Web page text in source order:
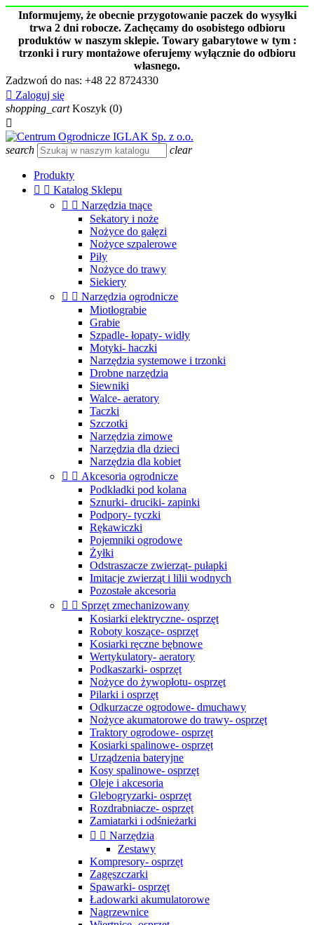
Informujemy, że obecnie przygotowanie paczek do wysyłki
trwa 2 dni robocze. Zachęcamy do osobistego odbioru
produktów w naszym sklepie. Towary gabarytowe w tym :
trzonki i rury montażowe oferujemy wyłącznie do odbioru
własnego.
Zadzwoń do nas: +48 22 8724330
 Zaloguj się
shopping_cart Koszyk (0)

search clear
Produkty
  Katalog Sklepu
  Narzędzia tnące
Sekatory i noże
Nożyce do gałęzi
Nożyce szpalerowe
Piły
Nożyce do trawy
Siekiery
  Narzędzia ogrodnicze
Miotłograbie
Grabie
Szpadle- łopaty- widły
Motyki- haczki
Narzędzia systemowe i trzonki
Drobne narzędzia
Siewniki
Walce- aeratory
Taczki
Szczotki
Narzędzia zimowe
Narzędzia dla dzieci
Narzędzia dla kobiet
  Akcesoria ogrodnicze
Podkładki pod kolana
Sznurki- druciki- zapinki
Podpory- tyczki
Rękawiczki
Pojemniki ogrodowe
Żyłki
Odstraszacze zwierząt- pułapki
Imitacje zwierząt i lilii wodnych
Pozostałe akcesoria
  Sprzęt zmechanizowany
Kosiarki elektryczne- osprzęt
Roboty koszące- osprzęt
Kosiarki ręczne bębnowe
Wertykulatory- aeratory
Podkaszarki- osprzęt
Nożyce do żywopłotu- osprzęt
Pilarki i osprzęt
Odkurzacze ogrodowe- dmuchawy
Nożyce akumatorowe do trawy- osprzęt
Traktory ogrodowe- osprzęt
Kosiarki spalinowe- osprzęt
Urządzenia bateryjne
Kosy spalinowe- osprzęt
Oleje i akcesoria
Glebogryzarki- osprzęt
Rozdrabniacze- osprzęt
Zamiatarki i odśnieżarki
  Narzędzia
Zestawy
Kompresory- osprzęt
Zagęszczarki
Spawarki- osprzęt
Ładowarki akumulatorowe
Nagrzewnice